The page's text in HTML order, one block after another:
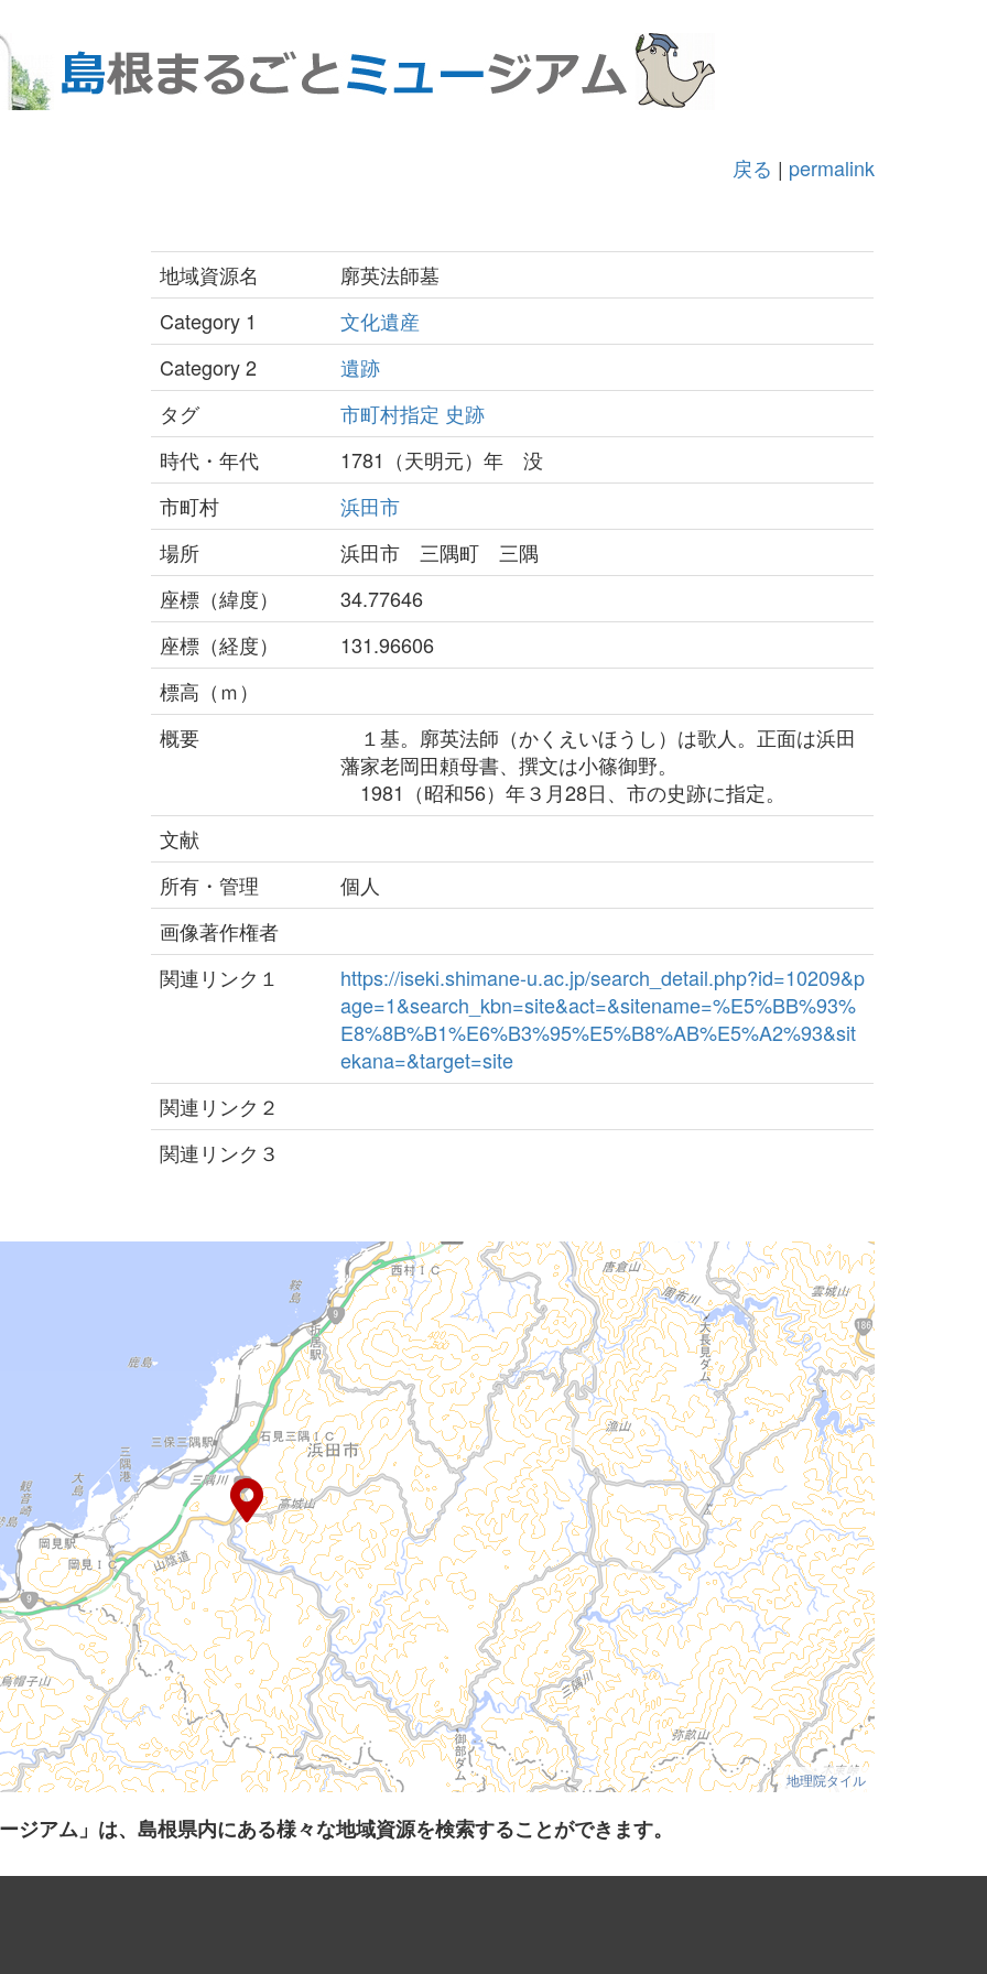
戻る | permalink
地域資源名
廓英法師墓
Category 1
文化遺産
Category 2
遺跡
タグ
市町村指定 史跡
時代・年代
1781（天明元）年 没
市町村
浜田市
場所
浜田市 三隅町 三隅
座標（緯度）
34.77646
座標（経度）
131.96606
標高（ｍ）
概要
１基。廓英法師（かくえいほうし）は歌人。正面は浜田
藩家老岡田頼母書、撰文は小篠御野。
1981（昭和56）年３月28日、市の史跡に指定。
文献
所有・管理
個人
画像著作権者
関連リンク１
https://iseki.shimane-u.ac.jp/search_detail.php?id=10209&p
age=1&search_kbn=site&act=&sitename=%E5%BB%93%
E8%8B%B1%E6%B3%95%E5%B8%AB%E5%A2%93&sit
ekana=&target=site
関連リンク２
関連リンク３
地理院タイル
ジアム」は、島根県内にある様々な地域資源を検索することができます。